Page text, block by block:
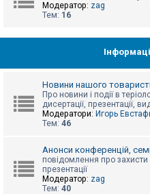
й
А
и
т
П
Модератор: zag
Тем: 16
Новини нашого
Про новини і події в
дисертації, презентації,
Модератори: Игорь
Тем: 46
Анонси конференцій,
повідомлення про захисти
презентації
Модератор: zag
Тем: 40